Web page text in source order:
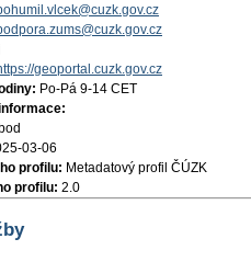
geoportal.cuzk.gov.cz
Po-Pá 9-14 CET
03-06
profilu: Metadatový profil ČÚZK
profilu: 2.0